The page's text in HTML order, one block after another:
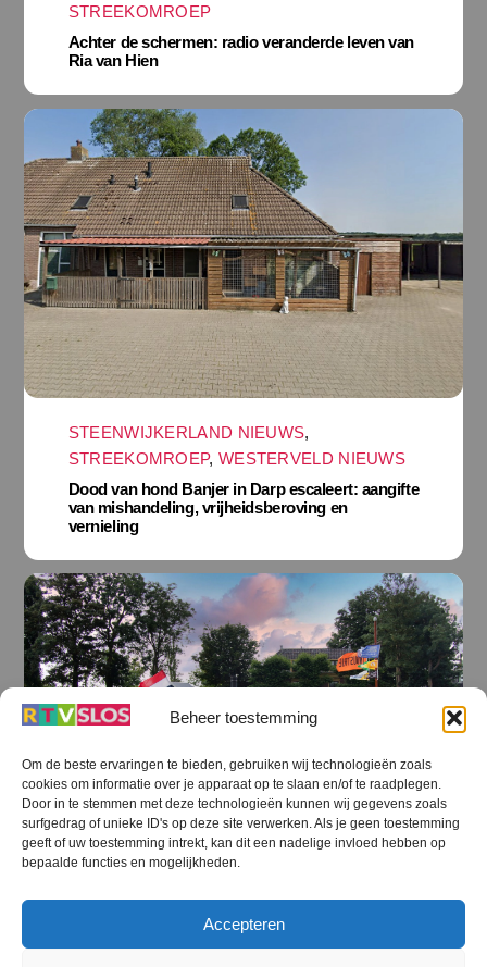
Beheer toestemming
Om de beste ervaringen te bieden, gebruiken wij technologieën zoals
cookies om informatie over je apparaat op te slaan en/of te raadplegen.
Door in te stemmen met deze technologieën kunnen wij gegevens zoals
surfgedrag of unieke ID's op deze site verwerken. Als je geen toestemming
geeft of uw toestemming intrekt, kan dit een nadelige invloed hebben op
bepaalde functies en mogelijkheden.
Accepteren
STREEKOMROEP
Achter de schermen: radio veranderde leven van
Ria van Hien
STEENWIJKERLAND NIEUWS,
STREEKOMROEP, WESTERVELD NIEUWS
Dood van hond Banjer in Darp escaleert: aangifte
van mishandeling, vrijheidsberoving en
vernieling
STEENWIJKERLAND NIEUWS